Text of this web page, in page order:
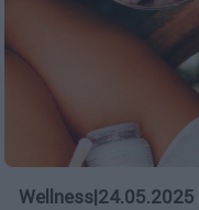
Wellness|24.05.2025